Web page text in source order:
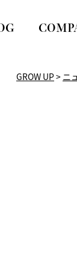
GROW UP> ニ